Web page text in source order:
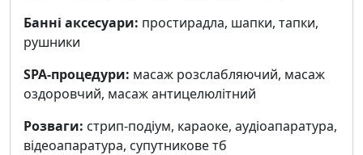
Банні аксесуари: простирадла, шапки, тапки,
рушники
SPA-процедури: масаж розслабляючий, масаж
оздоровчий, масаж антицелюлітний
Розваги: стрип-подіум, караоке, аудіоапаратура,
відеоапаратура, cупутникове тб